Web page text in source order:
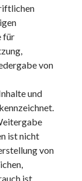
für
von
und
ist nicht
von
ist